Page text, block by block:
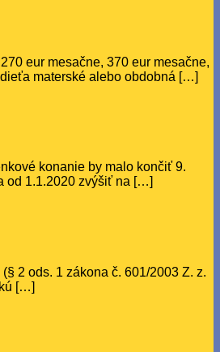
eur mesačne, 370 eur mesačne,
materské alebo obdobná […]
konanie by malo končiť 9.
od 1.1.2020 zvýšiť na […]
2 ods. 1 zákona č. 601/2003 Z. z.
[…]